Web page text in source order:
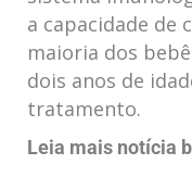
a capacidade de
maioria dos
dois anos de
tratamento.
Leia mais notícia